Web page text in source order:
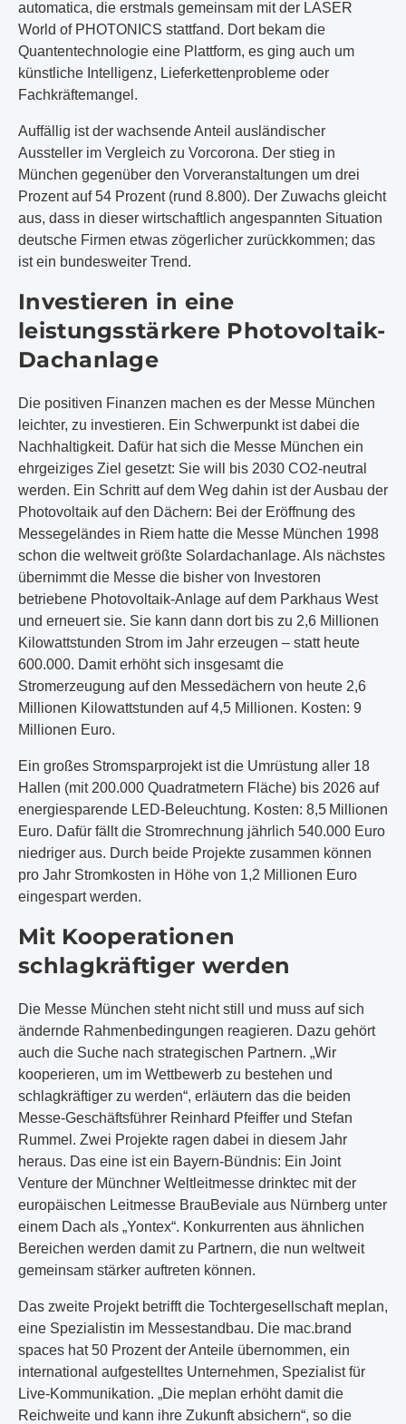
automatica, die erstmals gemeinsam mit der LASER
World of PHOTONICS stattfand. Dort bekam die
Quantentechnologie eine Plattform, es ging auch um
künstliche Intelligenz, Lieferkettenprobleme oder
Fachkräftemangel.
Auffällig ist der wachsende Anteil ausländischer
Aussteller im Vergleich zu Vorcorona. Der stieg in
München gegenüber den Vorveranstaltungen um drei
Prozent auf 54 Prozent (rund 8.800). Der Zuwachs gleicht
aus, dass in dieser wirtschaftlich angespannten Situation
deutsche Firmen etwas zögerlicher zurückkommen; das
ist ein bundesweiter Trend.
Investieren in eine
leistungsstärkere Photovoltaik-
Dachanlage
Die positiven Finanzen machen es der Messe München
leichter, zu investieren. Ein Schwerpunkt ist dabei die
Nachhaltigkeit. Dafür hat sich die Messe München ein
ehrgeiziges Ziel gesetzt: Sie will bis 2030 CO2-neutral
werden. Ein Schritt auf dem Weg dahin ist der Ausbau der
Photovoltaik auf den Dächern: Bei der Eröffnung des
Messegeländes in Riem hatte die Messe München 1998
schon die weltweit größte Solardachanlage. Als nächstes
übernimmt die Messe die bisher von Investoren
betriebene Photovoltaik-Anlage auf dem Parkhaus West
und erneuert sie. Sie kann dann dort bis zu 2,6 Millionen
Kilowattstunden Strom im Jahr erzeugen – statt heute
600.000. Damit erhöht sich insgesamt die
Stromerzeugung auf den Messedächern von heute 2,6
Millionen Kilowattstunden auf 4,5 Millionen. Kosten: 9
Millionen Euro.
Ein großes Stromsparprojekt ist die Umrüstung aller 18
Hallen (mit 200.000 Quadratmetern Fläche) bis 2026 auf
energiesparende LED-Beleuchtung. Kosten: 8,5 Millionen
Euro. Dafür fällt die Stromrechnung jährlich 540.000 Euro
niedriger aus. Durch beide Projekte zusammen können
pro Jahr Stromkosten in Höhe von 1,2 Millionen Euro
eingespart werden.
Mit Kooperationen
schlagkräftiger werden
Die Messe München steht nicht still und muss auf sich
ändernde Rahmenbedingungen reagieren. Dazu gehört
auch die Suche nach strategischen Partnern. „Wir
kooperieren, um im Wettbewerb zu bestehen und
schlagkräftiger zu werden“, erläutern das die beiden
Messe-Geschäftsführer Reinhard Pfeiffer und Stefan
Rummel. Zwei Projekte ragen dabei in diesem Jahr
heraus. Das eine ist ein Bayern-Bündnis: Ein Joint
Venture der Münchner Weltleitmesse drinktec mit der
europäischen Leitmesse BrauBeviale aus Nürnberg unter
einem Dach als „Yontex“. Konkurrenten aus ähnlichen
Bereichen werden damit zu Partnern, die nun weltweit
gemeinsam stärker auftreten können.
Das zweite Projekt betrifft die Tochtergesellschaft meplan,
eine Spezialistin im Messestandbau. Die mac.brand
spaces hat 50 Prozent der Anteile übernommen, ein
international aufgestelltes Unternehmen, Spezialist für
Live-Kommunikation. „Die meplan erhöht damit die
Reichweite und kann ihre Zukunft absichern“, so die